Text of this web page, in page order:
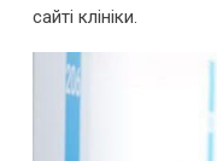
сайті клініки.